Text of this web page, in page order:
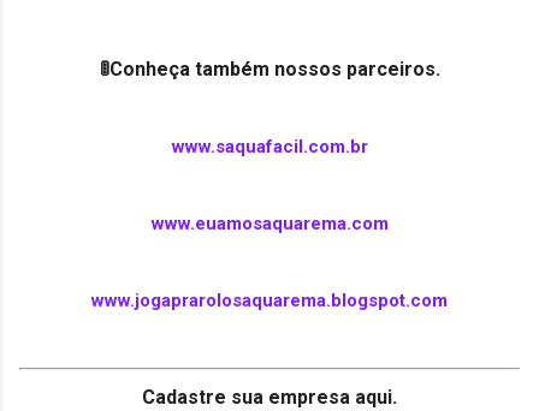
🚦Conheça também nossos parceiros.
www.saquafacil.com.br
www.euamosaquarema.com
www.jogaprarolosaquarema.blogspot.com
Cadastre sua empresa aqui.